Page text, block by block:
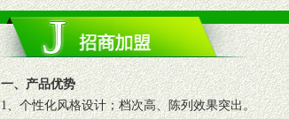
一、产品优势
1、个性化风格设计；档次高、陈列效果突出。